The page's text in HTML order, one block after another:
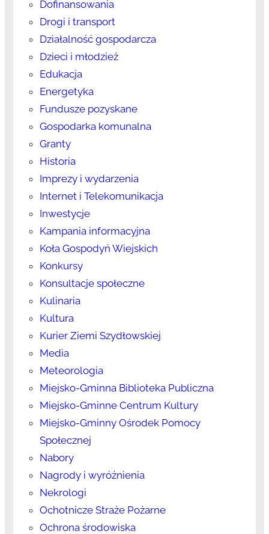
Dofinansowania
Drogi i transport
Działalność gospodarcza
Dzieci i młodzież
Edukacja
Energetyka
Fundusze pozyskane
Gospodarka komunalna
Granty
Historia
Imprezy i wydarzenia
Internet i Telekomunikacja
Inwestycje
Kampania informacyjna
Koła Gospodyń Wiejskich
Konkursy
Konsultacje społeczne
Kulinaria
Kultura
Kurier Ziemi Szydłowskiej
Media
Meteorologia
Miejsko-Gminna Biblioteka Publiczna
Miejsko-Gminne Centrum Kultury
Miejsko-Gminny Ośrodek Pomocy
Społecznej
Nabory
Nagrody i wyróżnienia
Nekrologi
Ochotnicze Straże Pożarne
Ochrona środowiska